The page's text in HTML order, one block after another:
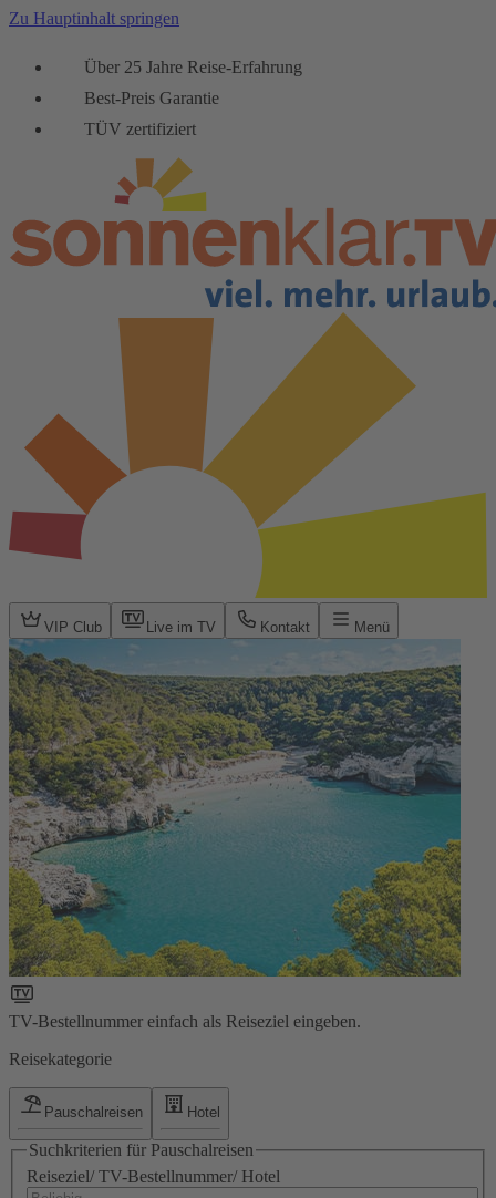
Zu Hauptinhalt springen
Über 25 Jahre Reise-Erfahrung
Best-Preis Garantie
TÜV zertifiziert
VIP Club Live im TV Kontakt Menü
TV-Bestellnummer einfach als Reiseziel eingeben.
Reisekategorie
Pauschalreisen Hotel
Suchkriterien für Pauschalreisen
Reiseziel/ TV-Bestellnummer/ Hotel